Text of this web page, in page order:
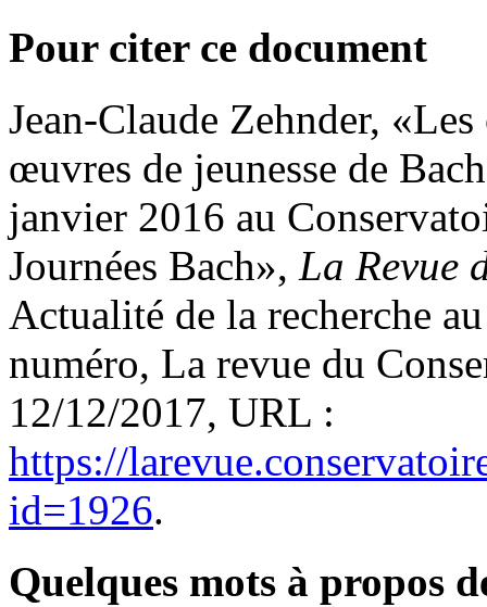
Pour citer ce document
Jean-Claude Zehnder, «Les
œuvres de jeunesse de
janvier 2016 au
Journées Bach», La Revue
Actualité de la recherche
numéro, La revue du
12/12/2017, URL :
https://
id=1926.
Quelques mots à propos